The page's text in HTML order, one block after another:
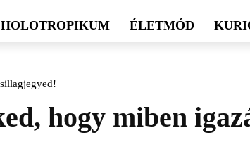
HOLOTROPIKUM ÉLETMÓD
hogy miben